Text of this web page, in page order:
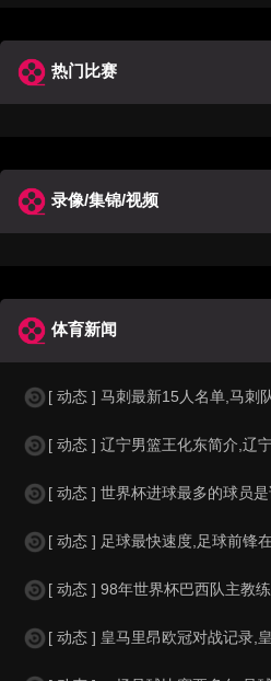
热门比赛
录像/集锦/视频
体育新闻
[ 动态 ] 马刺最新15人名单,马刺
[ 动态 ] 辽宁男篮王化东简介,辽宁男
[ 动态 ] 世界杯进球最多的球员是谁,世界杯
[ 动态 ] 足球最快速度,足球前锋在射门的一瞬
[ 动态 ] 98年世界杯巴西队主教练,世
[ 动态 ] 皇马里昂欧冠对战记录,皇马